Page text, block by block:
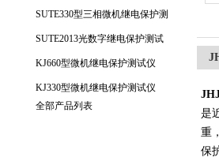
SUTE330型三相微机继电保护测
SUTE2013光数字继电保护测试
KJ660型微机继电保护测试仪
KJ330型微机继电保护测试仪
全部产品列表
是
重
保